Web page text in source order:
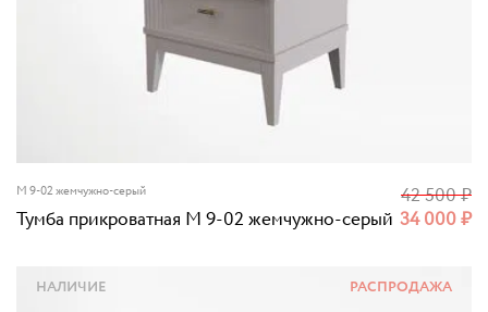
M 9-02 жемчужно-серый
Тумба прикроватная M 9-02 жемчужно-серый 34 000₽
42 500₽
РАСПРОДАЖА
НАЛИЧИЕ